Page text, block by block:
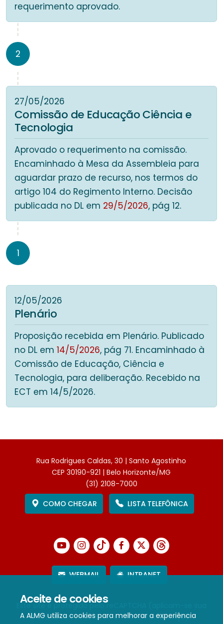
Aceite de cookies
A ALMG utiliza cookies para melhorar a experiência
requerimento aprovado.
2
27/05/2026
Comissão de Educação Ciência e
Tecnologia
Aprovado o requerimento na comissão.
Encaminhado à Mesa da Assembleia para
aguardar prazo de recurso, nos termos do
artigo 104 do Regimento Interno. Decisão
publicada no DL em 29/5/2026, pág 12.
1
12/05/2026
Plenário
Proposição recebida em Plenário. Publicado
no DL em 14/5/2026, pág 71. Encaminhado à
Comissão de Educação, Ciência e
Tecnologia, para deliberação. Recebido na
ECT em 14/5/2026.
Rua Rodrigues Caldas, 30 | Santo Agostinho
CEP 30190-921 | Belo Horizonte/MG
(31) 2108-7000
COMO CHEGAR
LISTA TELEFÔNICA
WEBMAIL INTRANET
Este site é protegido pelo reCAPTCHA (aplicam-se sua
Política de PrivacidadeeTermos de Serviço).